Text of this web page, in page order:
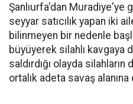
Şanlıurfa'dan Muradiye'ye
seyyar satıcılık yapan iki
bilinmeyen bir nedenle
büyüyerek silahlı kavgaya
saldırdığı olayda silahların
ortalık adeta savaş alanına